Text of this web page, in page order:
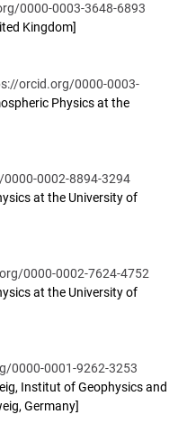
0000-0003-3648-6893
Kingdom]
orcid.org/0000-0003-
Physics at the
0002-8894-3294
at the University of
0000-0002-7624-4752
at the University of
0000-0001-9262-3253
Institut of Geophysics and
Germany]